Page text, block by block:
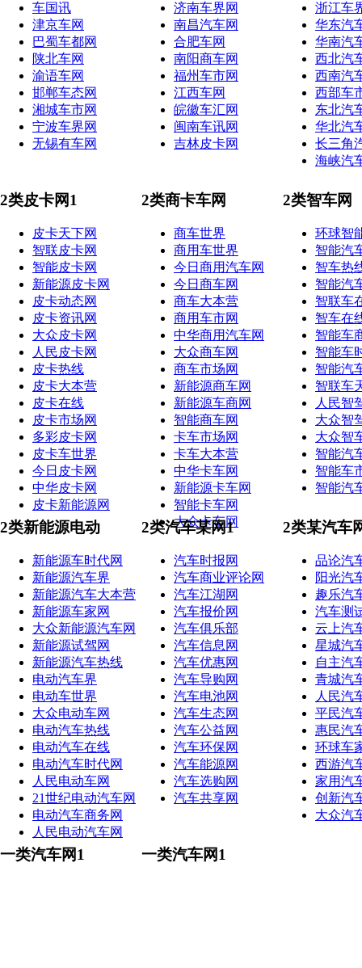
车国讯
津京车网
巴蜀车都网
陕北车网
渝语车网
邯郸车态网
湘城车市网
宁波车界网
无锡有车网
济南车界网
南昌汽车网
合肥车网
南阳商车网
福州车市网
江西车网
皖徽车汇网
闽南车讯网
吉林皮卡网
浙江车
华东汽
华南汽
西北汽
西南汽
西部车
东北汽
华北汽
长三角
海峡汽
2类皮卡网1
皮卡天下网
智联皮卡网
智能皮卡网
新能源皮卡网
皮卡动态网
皮卡资讯网
大众皮卡网
人民皮卡网
皮卡热线
皮卡大本营
皮卡在线
皮卡市场网
多彩皮卡网
皮卡车世界
今日皮卡网
中华皮卡网
皮卡新能源网
2类商卡车网
商车世界
商用车世界
今日商用汽车网
今日商车网
商车大本营
商用车市网
中华商用汽车网
大众商车网
商车市场网
新能源商车网
新能源车商网
智能商车网
卡车市场网
卡车大本营
中华卡车网
新能源卡车网
智能卡车网
大众卡车网
2类智车网
环球智
智能汽
智车热
智能汽
智联车
智车在
智能车
智能车
智能汽
智联车
人民智
大众智
大众智
智能汽
智能车
智能汽
2类新能源电动
新能源车时代网
新能源汽车界
新能源汽车大本营
新能源车家网
大众新能源汽车网
新能源试驾网
新能源汽车热线
电动汽车界
电动车世界
大众电动车网
电动汽车热线
电动汽车在线
电动汽车时代网
人民电动车网
21世纪电动汽车网
电动汽车商务网
人民电动汽车网
2类汽车某网1
汽车时报网
汽车商业评论网
汽车江湖网
汽车报价网
汽车俱乐部
汽车信息网
汽车优惠网
汽车导购网
汽车电池网
汽车生态网
汽车公益网
汽车环保网
汽车能源网
汽车选购网
汽车共享网
2类某汽车
品论汽
阳光汽
趣乐汽
汽车测
云上汽
星城汽
自主汽
青城汽
人民汽
平民汽
惠民汽
环球车
西游汽
家用汽
创新汽
大众汽
一类汽车网1 一类汽车网1